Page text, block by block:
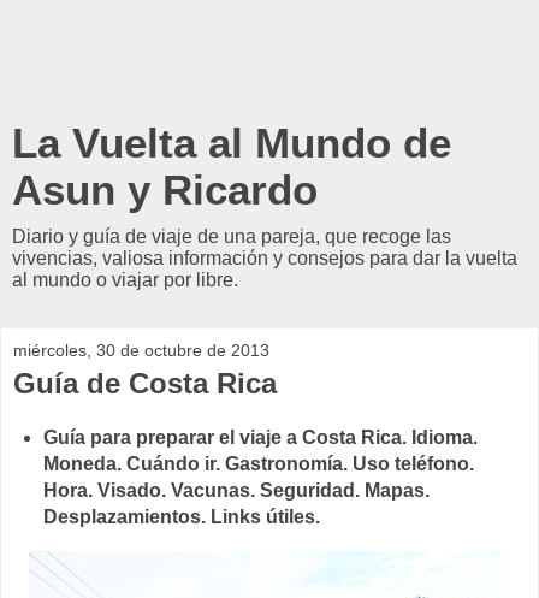
La Vuelta al Mundo de
Asun y Ricardo
Diario y guía de viaje de una pareja, que recoge las
vivencias, valiosa información y consejos para dar la vuelta
al mundo o viajar por libre.
miércoles, 30 de octubre de 2013
Guía de Costa Rica
Guía para preparar el viaje a Costa Rica. Idioma.
Moneda. Cuándo ir. Gastronomía. Uso teléfono.
Hora. Visado. Vacunas. Seguridad. Mapas.
Desplazamientos. Links útiles.